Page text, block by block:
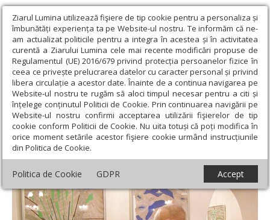
Ziarul Lumina utilizează fişiere de tip cookie pentru a personaliza și
îmbunătăți experiența ta pe Website-ul nostru. Te informăm că ne-
am actualizat politicile pentru a integra în acestea și în activitatea
curentă a Ziarului Lumina cele mai recente modificări propuse de
Regulamentul (UE) 2016/679 privind protecția persoanelor fizice în
ceea ce privește prelucrarea datelor cu caracter personal și privind
libera circulație a acestor date. Înainte de a continua navigarea pe
Website-ul nostru te rugăm să aloci timpul necesar pentru a citi și
înțelege conținutul Politicii de Cookie. Prin continuarea navigării pe
Website-ul nostru confirmi acceptarea utilizării fişierelor de tip
cookie conform Politicii de Cookie. Nu uita totuși că poți modifica în
orice moment setările acestor fişiere cookie urmând instrucțiunile
din Politica de Cookie.
Politica de Cookie GDPR Accept
Ziarul Lumina › Opinii › Repere și idei › Cela și Costin Neamțu -
artiștii și dăruirea pentru eternitate
Cela și Costin Neamțu - artiștii și dăruirea
pentru eternitate